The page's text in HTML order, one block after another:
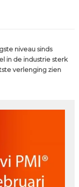
niveau sinds
in de industrie sterk
verlenging zien